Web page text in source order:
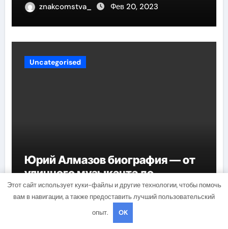
znakcomstva_ Фев 20, 2023
Uncategorised
Юрий Алмазов биография — от
уличного музыканта до
признанного пианиста и
композитора
studiohallo_ Фев 20, 2023
Этот сайт использует куки-файлы и другие технологии, чтобы помочь
вам в навигации, а также предоставить лучший пользовательский
опыт.
OK